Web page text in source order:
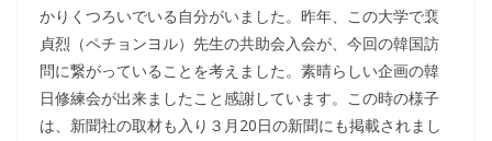
かりくつろいでいる自分がいました。昨年、この大学で裵
貞烈（ペチョンヨル）先生の共助会入会が、今回の韓国訪
問に繋がっていることを考えました。素晴らしい企画の韓
日修練会が出来ましたこと感謝しています。この時の様子
は、新聞社の取材も入り３月20日の新聞にも掲載されまし